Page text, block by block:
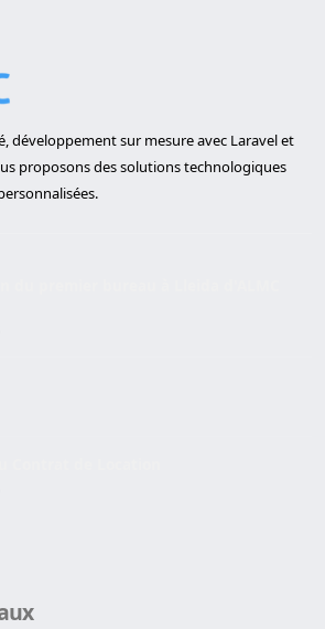
développement sur mesure avec Laravel et
proposons des solutions technologiques